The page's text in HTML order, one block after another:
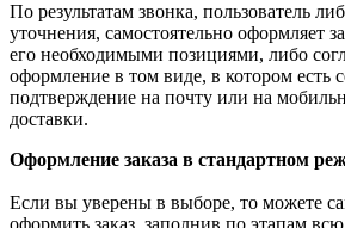
По результатам звонка, пользователь
уточнения, самостоятельно оформляет
его необходимыми позициями, либо
оформление в том виде, в котором есть
подтверждение на почту или на
доставки.
Оформление заказа в стандартном
Если вы уверены в выборе, то можете